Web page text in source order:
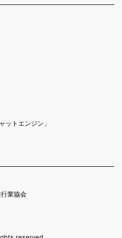
ットエンジン」
業協会